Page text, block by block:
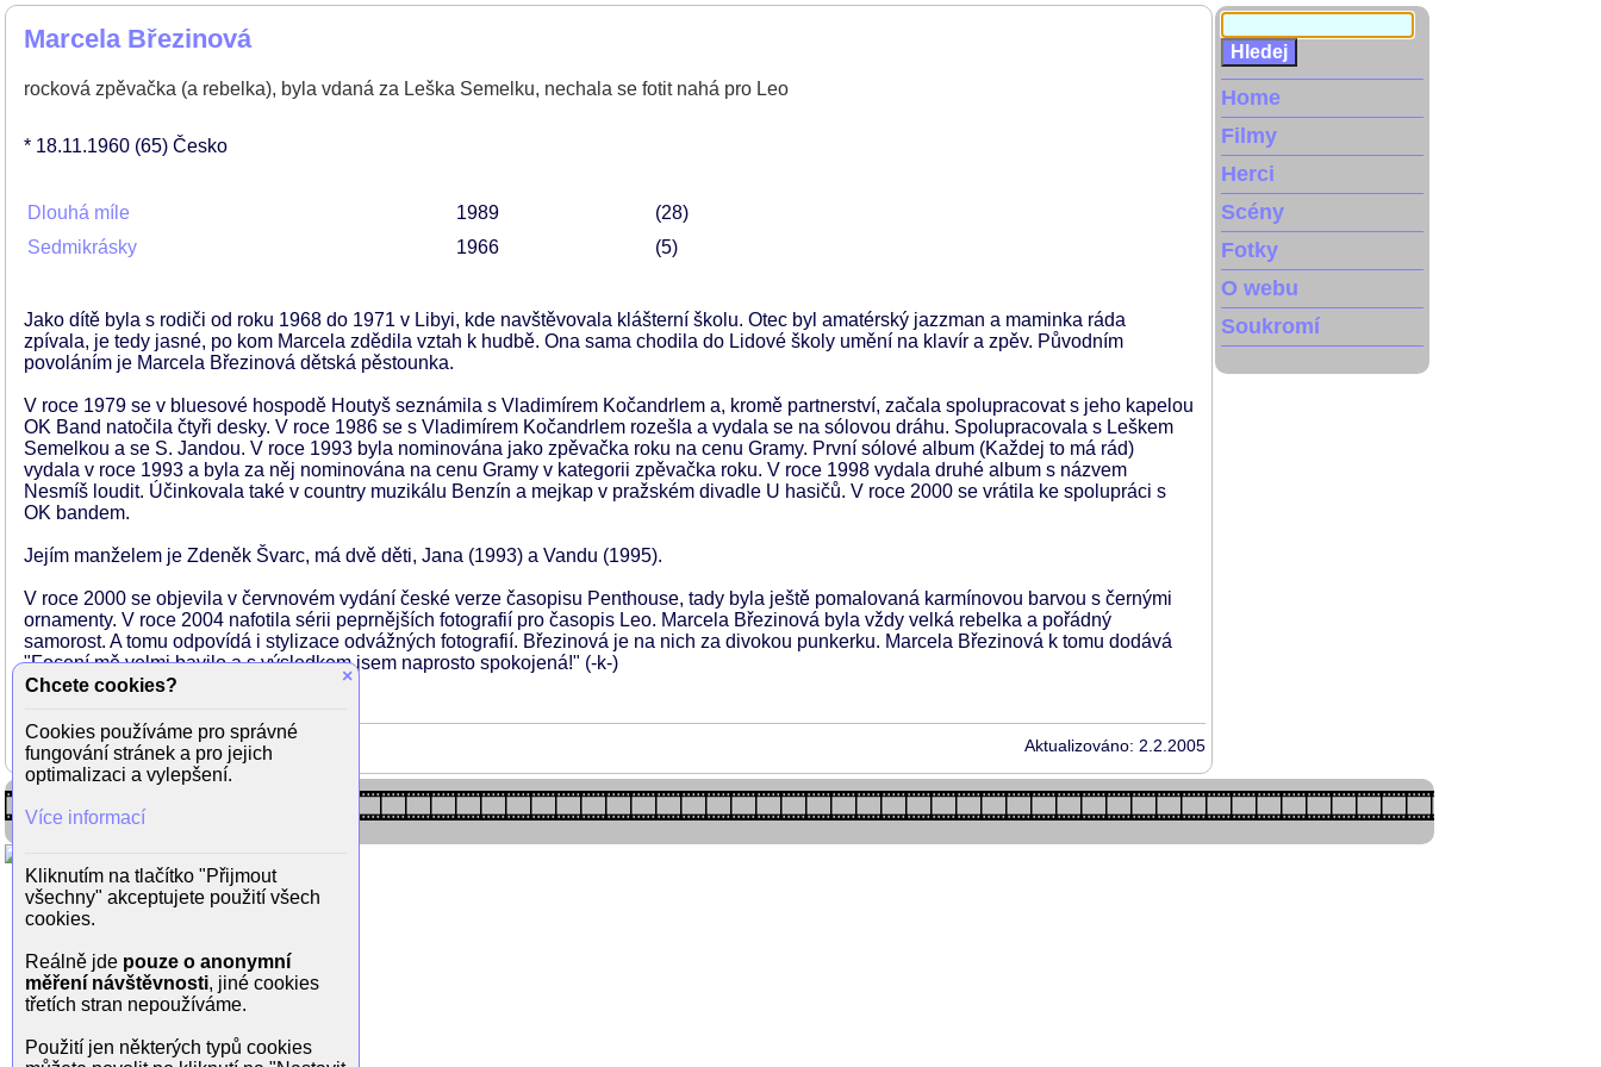
Marcela Březinová
rocková zpěvačka (a rebelka), byla vdaná za Leška Semelku, nechala se fotit nahá pro Leo
* 18.11.1960 (65) Česko
Dlouhá míle 1989
28
Sedmikrásky
1966 5
Jako dítě byla s rodiči od roku 1968 do 1971 v Libyi, kde navštěvovala klášterní školu. Otec byl amatérský jazzman a maminka ráda
zpívala, je tedy jasné, po kom Marcela zdědila vztah k hudbě. Ona sama chodila do Lidové školy umění na klavír a zpěv. Původním
povoláním je Marcela Březinová dětská pěstounka.
V roce 1979 se v bluesové hospodě Houtyš seznámila s Vladimírem Kočandrlem a, kromě partnerství, začala spolupracovat s jeho kapelou
OK Band natočila čtyři desky. V roce 1986 se s Vladimírem Kočandrlem rozešla a vydala se na sólovou dráhu. Spolupracovala s Leškem
Semelkou a se S. Jandou. V roce 1993 byla nominována jako zpěvačka roku na cenu Gramy. První sólové album (Každej to má rád)
vydala v roce 1993 a byla za něj nominována na cenu Gramy v kategorii zpěvačka roku. V roce 1998 vydala druhé album s názvem
Nesmíš loudit. Účinkovala také v country muzikálu Benzín a mejkap v pražském divadle U hasičů. V roce 2000 se vrátila ke spolupráci s
OK bandem.
Jejím manželem je Zdeněk Švarc, má dvě děti, Jana (1993) a Vandu (1995).
V roce 2000 se objevila v červnovém vydání české verze časopisu Penthouse, tady byla ještě pomalovaná karmínovou barvou s černými
ornamenty. V roce 2004 nafotila sérii peprnějších fotografií pro časopis Leo. Marcela Březinová byla vždy velká rebelka a pořádný
samorost. A tomu odpovídá i stylizace odvážných fotografií. Březinová je na nich za divokou punkerku. Marcela Březinová k tomu dodává
"Focení mě velmi bavilo a s výsledkem jsem naprosto spokojená!" (-k-)
Aktualizováno: 2.2.2005
Home
Filmy
Herci
Scény
Fotky
O webu
Soukromí
×
Chcete cookies?
Cookies používáme pro správné
fungování stránek a pro jejich
optimalizaci a vylepšení.
Více informací
Kliknutím na tlačítko "Přijmout
všechny" akceptujete použití všech
cookies.
Reálně jde pouze o anonymní
měření návštěvnosti, jiné cookies
třetích stran nepoužíváme.
Použití jen některých typů cookies